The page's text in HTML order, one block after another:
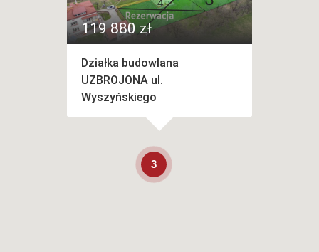
3
119 880 zł
Działka budowlana
UZBROJONA ul.
Wyszyńskiego